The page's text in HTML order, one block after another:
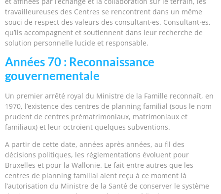
travailleureuses des Centres se rencontrent dans un même
souci de respect des valeurs des consultant·es. Consultant·es,
qu’ils accompagnent et soutiennent dans leur recherche de
solution personnelle lucide et responsable.
Années 70 : Reconnaissance
gouvernementale
Un premier arrêté royal du Ministre de la Famille reconnaît, en
1970, l’existence des centres de planning familial (sous le nom
prudent de centres prématrimoniaux, matrimoniaux et
familiaux) et leur octroient quelques subventions.
A partir de cette date, années après années, au fil des
décisions politiques, les réglementations évoluent pour
Bruxelles et pour la Wallonie. Le fait entre autres que les
centres de planning familial aient reçu à ce moment là
l’autorisation du Ministre de la Santé de conserver le système